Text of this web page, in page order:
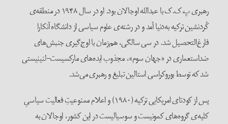
رهبری پ.ک.ک با عبدالله اوجالان بود. او در سال ۱۹۴۸ در منطقه‌ی
کُردنشین ترکیه به‌دنیا آمد و در رشته‌ی علوم سیاسی از دانشگاه آنکارا
فارغ‌التحصیل شد. در سی سالگی، هم‌زمان با اوج‌گیری جنبش‌های
ضداستعماری در «جهان سوم»، مجذوب ایده‌های مارکسیست-لنینیستی
شد که توسط بوروکراسی استالین تبلیغ و رهبری می‌شد.
پس از کودتای امریکایی ترکیه (۱۹۸۰) و اعلام ممنوعیتِ فعالیت سیاسیِ
کلیه‌ی گروه‌های کمونیست و سوسیالیست در این کشور، اوجالان به